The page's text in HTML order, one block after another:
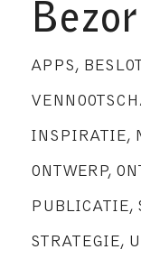
APPS,
INSPIRATIE,
ONTWERP,
PUBLICATIE,
STRATEGIE,